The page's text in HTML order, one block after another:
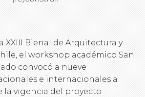
XXIII Bienal de Arquitectura y
el workshop académico San
convocó a nueve
e internacionales a
la vigencia del proyecto